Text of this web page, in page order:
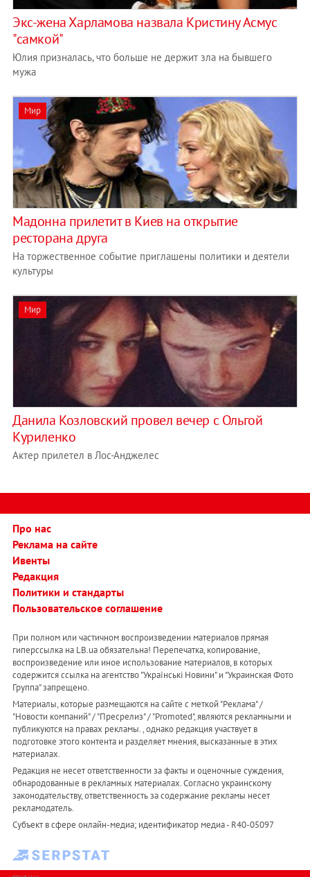
Экс-жена Харламова назвала Кристину Асмус
"самкой"
Юлия призналась, что больше не держит зла на бывшего
мужа
Мир
Мадонна прилетит в Киев на открытие
ресторана друга
На торжественное событие приглашены политики и деятели
культуры
Мир
Данила Козловский провел вечер с Ольгой
Куриленко
Актер прилетел в Лос-Анджелес
Про нас
Реклама на сайте
Ивенты
Редакция
Политики и стандарты
Пользовательское соглашение
При полном или частичном воспроизведении материалов прямая
гиперссылка на LB.ua обязательна! Перепечатка, копирование,
воспроизведение или иное использование материалов, в которых
содержится ссылка на агентство "Українськi Новини" и "Украинская Фото
Группа" запрещено.
Материалы, которые размещаются на сайте с меткой "Реклама" /
"Новости компаний" / "Пресрелиз" / "Promoted", являются рекламными и
публикуются на правах рекламы. , однако редакция участвует в
подготовке этого контента и разделяет мнения, высказанные в этих
материалах.
Редакция не несет ответственности за факты и оценочные суждения,
обнародованные в рекламных материалах. Согласно украинскому
законодательству, ответственность за содержание рекламы несет
рекламодатель.
Субъект в сфере онлайн-медиа; идентификатор медиа - R40-05097